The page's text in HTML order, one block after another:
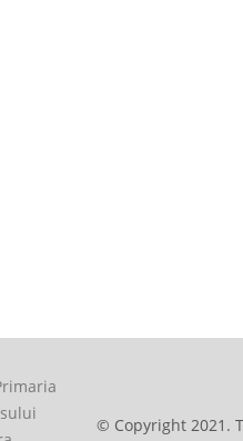
© Copyright 2021.